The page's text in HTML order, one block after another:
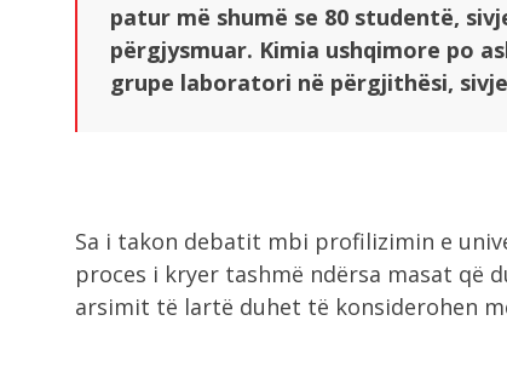
patur më shumë se 80 studentë,
përgjysmuar. Kimia ushqimore po
grupe laboratori në përgjithësi,
Sa i takon debatit mbi profilizimin e
proces i kryer tashmë ndërsa masat që
arsimit të lartë duhet të konsiderohen